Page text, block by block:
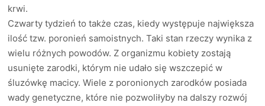
krwi.
Czwarty tydzień to także czas, kiedy występuje największa
ilość tzw. poronień samoistnych. Taki stan rzeczy wynika z
wielu różnych powodów. Z organizmu kobiety zostają
usunięte zarodki, którym nie udało się wszczepić w
śluzówkę macicy. Wiele z poronionych zarodków posiada
wady genetyczne, które nie pozwoliłyby na dalszy rozwój